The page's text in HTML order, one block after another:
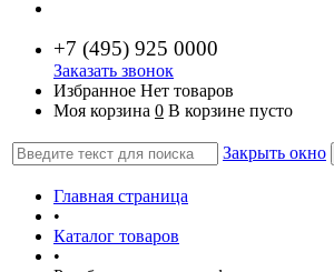
+7 (495) 925 0000
Заказать звонок
Избранное Нет товаров
Моя корзина 0 В корзине пусто
Закрыть окно
Главная страница
•
Каталог товаров
•